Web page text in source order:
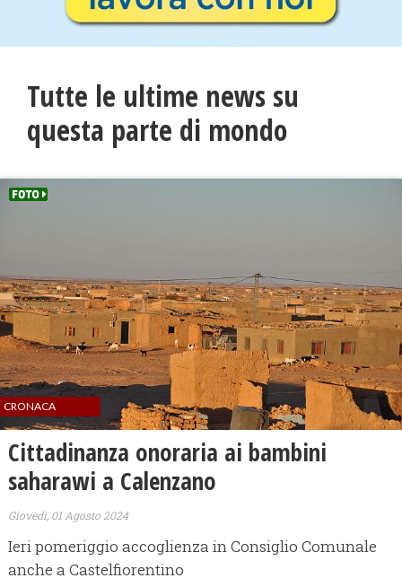
Tutte le ultime news su
questa parte di mondo
CRONACA
Cittadinanza onoraria ai bambini
saharawi a Calenzano
Giovedì, 01 Agosto 2024
Ieri pomeriggio accoglienza in Consiglio Comunale
anche a Castelfiorentino